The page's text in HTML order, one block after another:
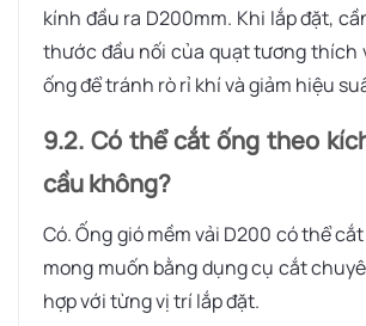
kính đầu ra D200mm. Khi lắp đặt,
thước đầu nối của quạt tương thích
ống để tránh rò rỉ khí và giảm hiệu
9.2. Có thể cắt ống theo
cầu không?
Có. Ống gió mềm vải D200 có thể
mong muốn bằng dụng cụ cắt
hợp với từng vị trí lắp đặt.